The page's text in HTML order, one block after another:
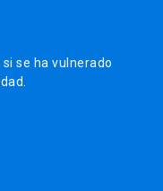
se ha vulnerado